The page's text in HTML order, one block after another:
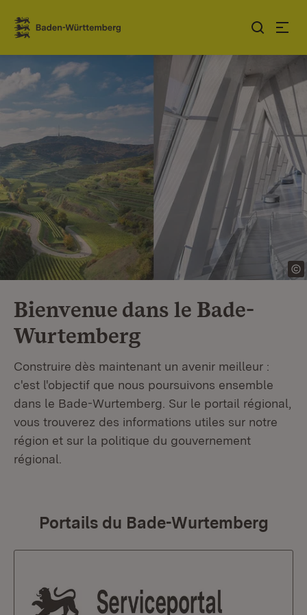
Sauter au contenu
Link zur Startseite
Bienvenue dans le Bade-
Wurtemberg
Construire dès maintenant un avenir meilleur :
c'est l'objectif que nous poursuivons ensemble
dans le Bade-Wurtemberg. Sur le portail régional,
vous trouverez des informations utiles sur notre
région et sur la politique du gouvernement
régional.
Portails du Bade-Wurtemberg